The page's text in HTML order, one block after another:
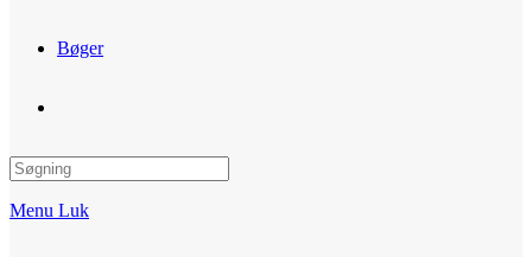
Bøger
website
search
Menu Luk